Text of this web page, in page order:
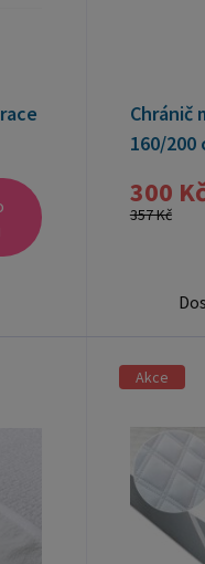
Chránič
160/200
300
357 Kč
Akce